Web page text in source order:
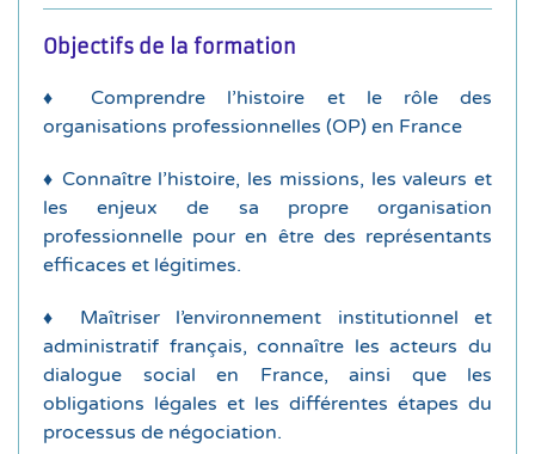
Objectifs de la formation
♦
Comprendre l’histoire et le rôle des
organisations professionnelles (OP) en France
♦ Connaître l’histoire, les missions, les valeurs et
les enjeux de sa propre organisation
professionnelle pour en être des représentants
efficaces et légitimes.
♦
Maîtriser l’environnement institutionnel et
administratif français, connaître les acteurs du
dialogue social en France, ainsi que les
obligations légales et les différentes étapes du
processus de négociation.
France : origines, évolutions, impact politique et
économique, etc.
♦Présentation des principales organisations
professionnelles patronales en France : MEDEF,
♦Présentation de l’organisation professionnelle
de la formation : son histoire, son
positionnement, ses missions, ses valeurs, etc.
♦L’environnement institutionnel et administratif
français : les différentes instances, les processus
de décision, les interlocuteurs clés, etc.
♦Le dialogue social en France : les obligations